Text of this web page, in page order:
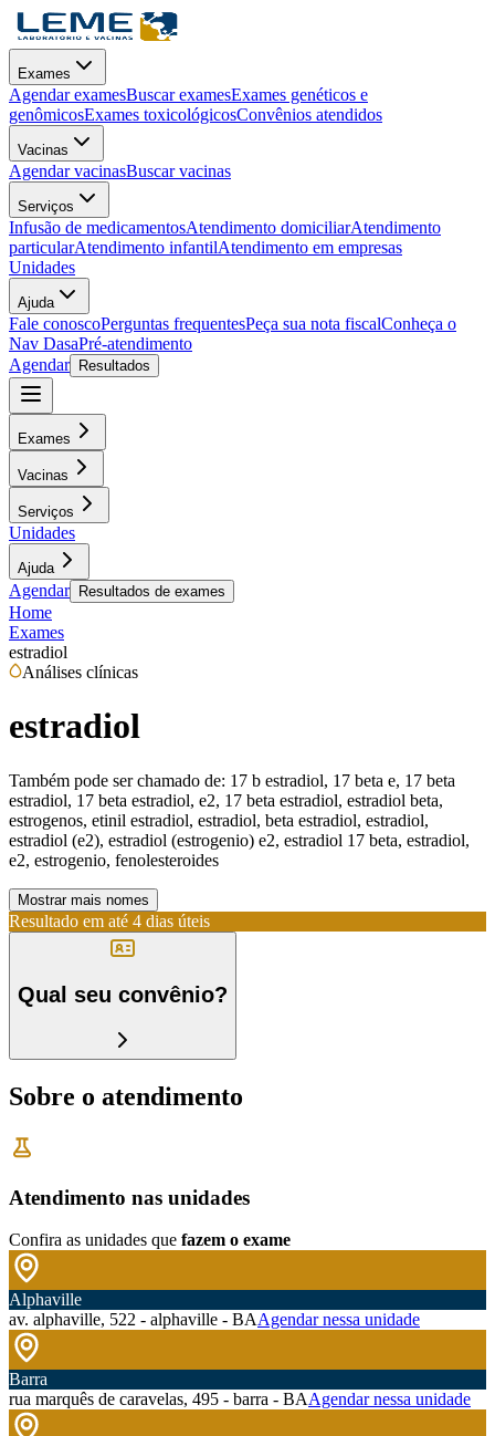
Exames
Agendar examesBuscar examesExames genéticos e
genômicosExames toxicológicosConvênios atendidos
Vacinas
Agendar vacinasBuscar vacinas
Serviços
Infusão de medicamentosAtendimento domiciliarAtendimento
particularAtendimento infantilAtendimento em empresas
Unidades
Ajuda
Fale conoscoPerguntas frequentesPeça sua nota fiscalConheça o
Nav DasaPré-atendimento
Agendar
Resultados
Exames
Vacinas
Serviços
Unidades
Ajuda
Agendar Resultados de exames
Home
Exames
estradiol
Análises clínicas
estradiol
Também pode ser chamado de: 17 b estradiol, 17 beta e, 17 beta
estradiol, 17 beta estradiol, e2, 17 beta estradiol, estradiol beta,
estrogenos, etinil estradiol, estradiol, beta estradiol, estradiol,
estradiol (e2), estradiol (estrogenio) e2, estradiol 17 beta, estradiol,
e2, estrogenio, fenolesteroides
Mostrar mais nomes
Resultado em até 4 dias úteis
Qual seu convênio?
Sobre o atendimento
Atendimento nas unidades
Confira as unidades que fazem o exame
Alphaville
av. alphaville, 522 - alphaville - BAAgendar nessa unidade
Barra
rua marquês de caravelas, 495 - barra - BAAgendar nessa unidade